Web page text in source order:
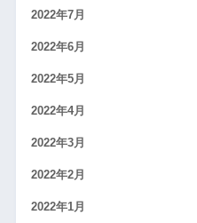
2022年7月
2022年6月
2022年5月
2022年4月
2022年3月
2022年2月
2022年1月